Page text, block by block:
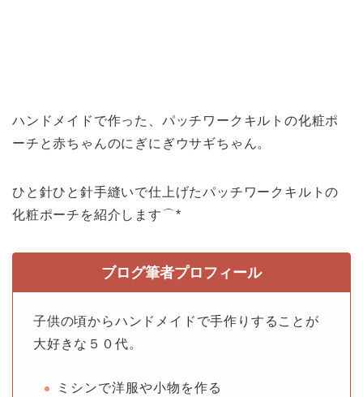
ハンドメイドで作った、パッチワークキルトの化粧ポ
ーチと赤ちゃんのにぎにぎウサギちゃん。
ひと針ひと針手縫いで仕上げたパッチワークキルトの
化粧ポーチを紹介します⌒*
ブログ筆者プロフィール
子供の頃からハンドメイドで手作りすることが
大好きな５０代。
ミシンで洋服や小物を作る